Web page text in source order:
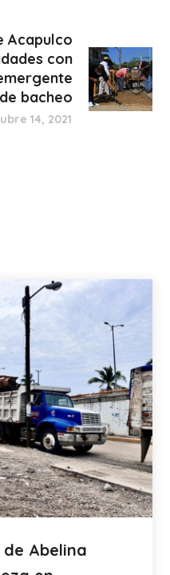
Acapulco
con
de bacheo
14, 2021
Abelina